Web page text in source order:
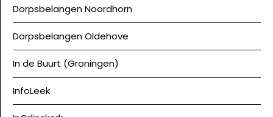
Dorpsbelangen Noordhorn
Dorpsbelangen Oldehove
In de Buurt (Groningen)
InfoLeek